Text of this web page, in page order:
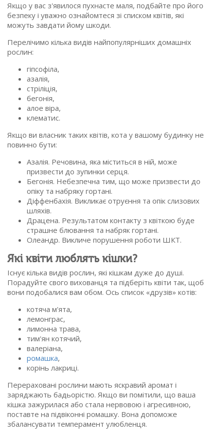
Якщо у вас з'явилося пухнасте маля, подбайте про його
безпеку і уважно ознайомтеся зі списком квітів, які
можуть завдати йому шкоди.
Перелічимо кілька видів найпопулярніших домашніх
рослин:
гіпсофіла,
азалія,
стріліція,
бегонія,
алое віра,
клематис.
Якщо ви власник таких квітів, кота у вашому будинку не
повинно бути:
Азалія. Речовина, яка міститься в ній, може
призвести до зупинки серця.
Бегонія. Небезпечна тим, що може призвести до
опіку та набряку гортані.
Діффенбахія. Викликає отруєння та опік слизових
шляхів.
Драцена. Результатом контакту з квіткою буде
страшне блювання та набряк гортані.
Олеандр. Викличе порушення роботи ШКТ.
Які квіти люблять кішки?
Існує кілька видів рослин, які кішкам дуже до душі.
Порадуйте свого вихованця та підберіть квіти так, щоб
вони подобалися вам обом. Ось список «друзів» котів:
котяча м'ята,
лемонграс,
лимонна трава,
тим'ян котячий,
валеріана,
ромашка,
корінь лакриці.
Перераховані рослини мають яскравий аромат і
заряджають бадьорістю. Якщо ви помітили, що ваша
кішка зажурилася або стала нервовою і агресивною,
поставте на підвіконні ромашку. Вона допоможе
збалансувати темперамент улюбленця.